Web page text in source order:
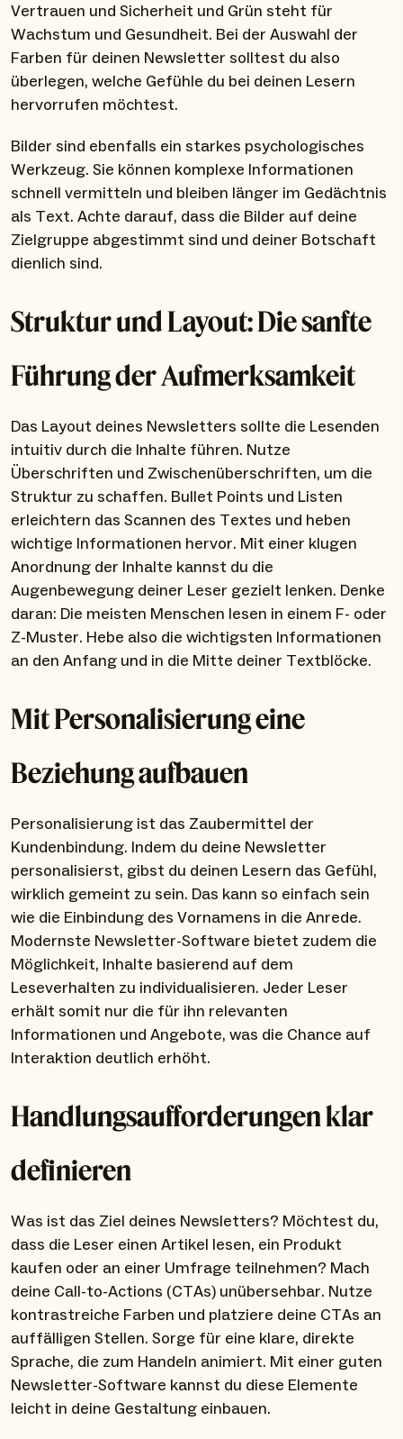
Vertrauen und Sicherheit und Grün steht für
Wachstum und Gesundheit. Bei der Auswahl der
Farben für deinen Newsletter solltest du also
überlegen, welche Gefühle du bei deinen Lesern
hervorrufen möchtest.
Bilder sind ebenfalls ein starkes psychologisches
Werkzeug. Sie können komplexe Informationen
schnell vermitteln und bleiben länger im Gedächtnis
als Text. Achte darauf, dass die Bilder auf deine
Zielgruppe abgestimmt sind und deiner Botschaft
dienlich sind.
Struktur und Layout: Die sanfte
Führung der Aufmerksamkeit
Das Layout deines Newsletters sollte die Lesenden
intuitiv durch die Inhalte führen. Nutze
Überschriften und Zwischenüberschriften, um die
Struktur zu schaffen. Bullet Points und Listen
erleichtern das Scannen des Textes und heben
wichtige Informationen hervor. Mit einer klugen
Anordnung der Inhalte kannst du die
Augenbewegung deiner Leser gezielt lenken. Denke
daran: Die meisten Menschen lesen in einem F- oder
Z-Muster. Hebe also die wichtigsten Informationen
an den Anfang und in die Mitte deiner Textblöcke.
Mit Personalisierung eine
Beziehung aufbauen
Personalisierung ist das Zaubermittel der
Kundenbindung. Indem du deine Newsletter
personalisierst, gibst du deinen Lesern das Gefühl,
wirklich gemeint zu sein. Das kann so einfach sein
wie die Einbindung des Vornamens in die Anrede.
Modernste Newsletter-Software bietet zudem die
Möglichkeit, Inhalte basierend auf dem
Leseverhalten zu individualisieren. Jeder Leser
erhält somit nur die für ihn relevanten
Informationen und Angebote, was die Chance auf
Interaktion deutlich erhöht.
Handlungsaufforderungen klar
definieren
Was ist das Ziel deines Newsletters? Möchtest du,
dass die Leser einen Artikel lesen, ein Produkt
kaufen oder an einer Umfrage teilnehmen? Mach
deine Call-to-Actions (CTAs) unübersehbar. Nutze
kontrastreiche Farben und platziere deine CTAs an
auffälligen Stellen. Sorge für eine klare, direkte
Sprache, die zum Handeln animiert. Mit einer guten
Newsletter-Software kannst du diese Elemente
leicht in deine Gestaltung einbauen.